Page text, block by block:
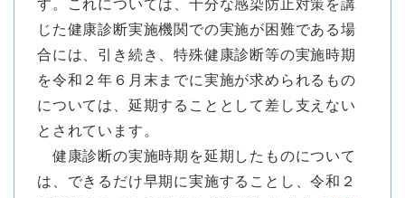
す。これについては、十分な感染防止対策を講
じた健康診断実施機関での実施が困難である場
合には、引き続き、特殊健康診断等の実施時期
を令和２年６月末までに実施が求められるもの
については、延期することとして差し支えない
とされています。
健康診断の実施時期を延期したものについて
は、できるだけ早期に実施することし、令和２